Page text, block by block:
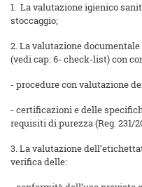
1. La valutazione igienico
stoccaggio;
2. La valutazione
(vedi cap. 6- check-list) con
- procedure con valutazione
- certificazioni e delle
requisiti di purezza (Reg. 231/
3. La valutazione
verifica delle: